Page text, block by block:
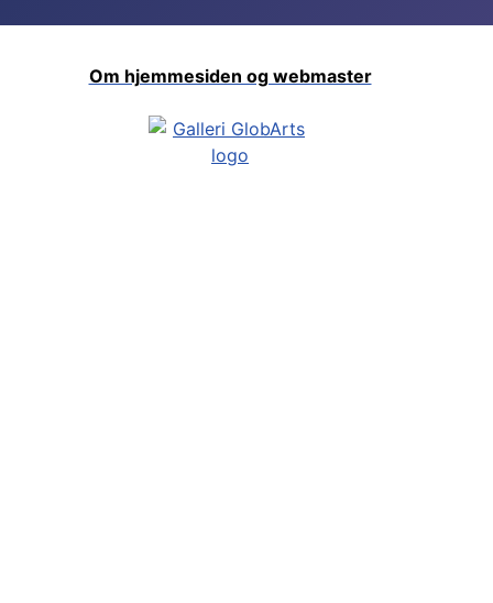
Om hjemmesiden og webmaster